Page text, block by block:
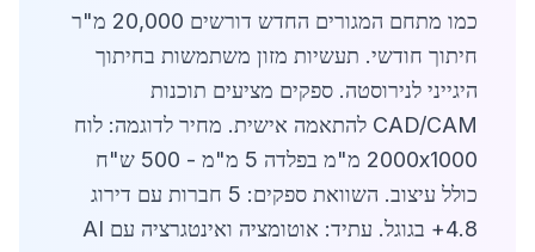
כמו מתחם המגורים החדש דורשים 20,000 מ"ר
חיתוך חודשי. תעשיות מזון משתמשות בחיתוך
היגייני לנירוסטה. ספקים מציעים תוכנות
CAD/CAM להתאמה אישית. מחיר לדוגמה: לוח
2000x1000 מ"מ בפלדה 5 מ"מ - 500 ש"ח
כולל עיצוב. השוואת ספקים: 5 חברות עם דירוג
4.8+ בגוגל. עתיד: אוטומציה ואינטגרציה עם AI